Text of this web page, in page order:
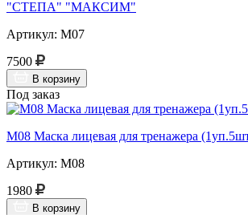
"СТЕПА" "МАКСИМ"
Артикул: М07
7500
В корзину
Под заказ
М08 Маска лицевая для тренажера
Артикул: М08
1980
В корзину